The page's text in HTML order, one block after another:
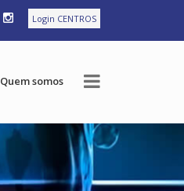
Login CENTROS
Quem somos